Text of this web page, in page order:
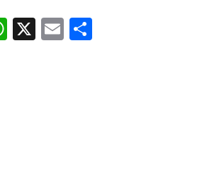
W
ha
X E
m
Pa
rt